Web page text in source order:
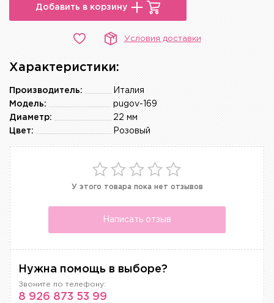
Добавить в корзину
Условия доставки
Характеристики:
Италия
Производитель:
pugov-169
Модель:
22 мм
Диаметр:
Розовый
Цвет:
У этого товара пока нет отзывов
Написать отзыв
Нужна помощь в выборе?
Звоните по телефону:
8 926 873 53 99